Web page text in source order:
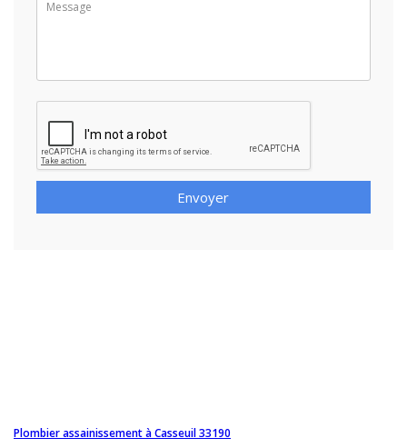
Envoyer
Plombier assainissement à Casseuil 33190